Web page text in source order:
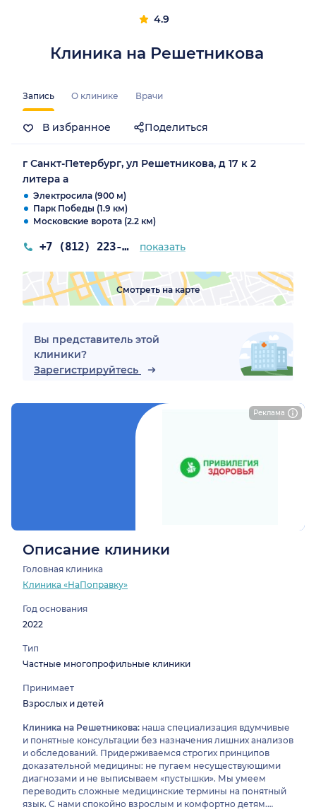
Реклама
Клиника на Решетникова
4.9
Запись О клинике Врачи
В избранное Поделиться
г Санкт-Петербург, ул Решетникова, д 17 к 2
литера а
Электросила (900 м)
Парк Победы (1.9 км)
Московские ворота (2.2 км)
+7 (812) 223-66-05 показать
Смотреть на карте
Вы представитель этой
клиники?
Зарегистрируйтесь
Описание клиники
Головная клиника
Клиника «НаПоправку»
Год основания
2022
Тип
Частные многопрофильные клиники
Принимает
Взрослых и детей
Клиника на Решетникова: наша специализация вдумчивые
и понятные консультации без назначения лишних анализов
и обследований. Придерживаемся строгих принципов
доказательной медицины: не пугаем несуществующими
диагнозами и не выписываем «пустышки». Мы умеем
переводить сложные медицинские термины на понятный
язык. С нами спокойно взрослым и комфортно детям.